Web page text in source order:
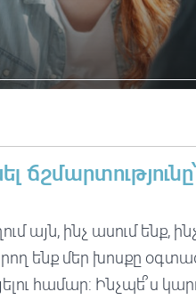
այն, ինչ ասում ենք,
ենք մեր խոսքը
համար: Ինչպե՞ս